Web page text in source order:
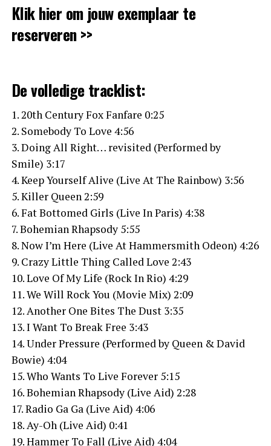
Klik hier om jouw exemplaar te
reserveren >>
De volledige tracklist:
1. 20th Century Fox Fanfare 0:25
2. Somebody To Love 4:56
3. Doing All Right… revisited (Performed by
Smile) 3:17
4. Keep Yourself Alive (Live At The Rainbow) 3:56
5. Killer Queen 2:59
6. Fat Bottomed Girls (Live In Paris) 4:38
7. Bohemian Rhapsody 5:55
8. Now I’m Here (Live At Hammersmith Odeon) 4:26
9. Crazy Little Thing Called Love 2:43
10. Love Of My Life (Rock In Rio) 4:29
11. We Will Rock You (Movie Mix) 2:09
12. Another One Bites The Dust 3:35
13. I Want To Break Free 3:43
14. Under Pressure (Performed by Queen & David
Bowie) 4:04
15. Who Wants To Live Forever 5:15
16. Bohemian Rhapsody (Live Aid) 2:28
17. Radio Ga Ga (Live Aid) 4:06
18. Ay-Oh (Live Aid) 0:41
19. Hammer To Fall (Live Aid) 4:04